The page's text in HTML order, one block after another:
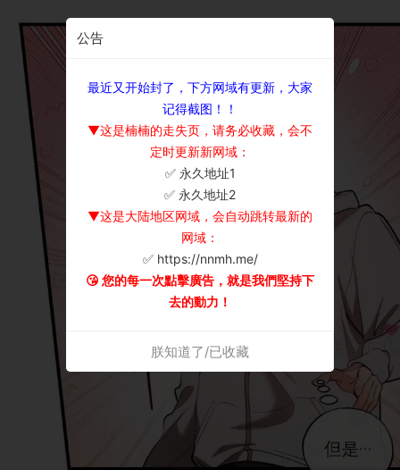
公告
最近又开始封了，下方网域有更新，大家
记得截图！！
▼这是楠楠的走失页，请务必收藏，会不
定时更新新网域：
✅ 永久地址1
✅ 永久地址2
▼这是大陆地区网域，会自动跳转最新的
网域：
✅ https://nnmh.me/
😘 您的每一次點擊廣告，就是我們堅持下
去的動力！
朕知道了/已收藏